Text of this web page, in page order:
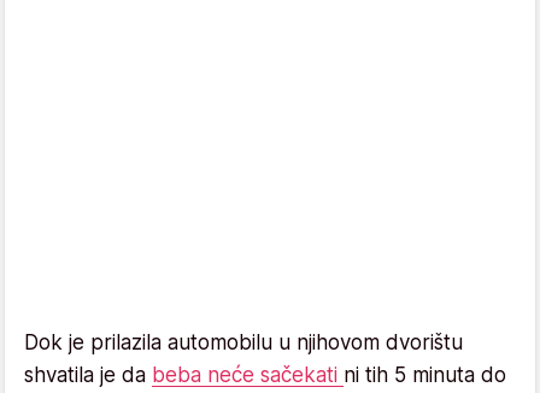
Dok je prilazila automobilu u njihovom dvorištu
shvatila je da beba neće sačekati ni tih 5 minuta do